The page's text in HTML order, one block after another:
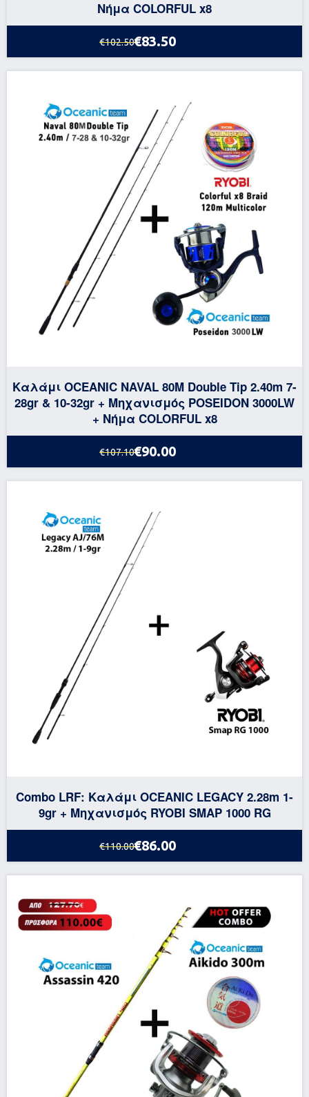
Νήμα COLORFUL x8
€102.50€83.50
Καλάμι OCEANIC NAVAL 80M Double Tip 2.40m 7-
28gr & 10-32gr + Μηχανισμός POSEIDON 3000LW
+ Νήμα COLORFUL x8
€107.10€90.00
Combo LRF: Καλάμι OCEANIC LEGACY 2.28m 1-
9gr + Μηχανισμός RYOBI SMAP 1000 RG
€110.00€86.00